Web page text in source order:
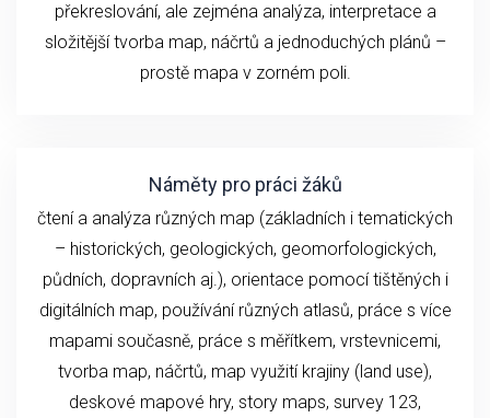
překreslování, ale zejména analýza, interpretace a
složitější tvorba map, náčrtů a jednoduchých plánů –
prostě mapa v zorném poli.
Náměty pro práci žáků
čtení a analýza různých map (základních i tematických
– historických, geologických, geomorfologických,
půdních, dopravních aj.), orientace pomocí tištěných i
digitálních map, používání různých atlasů, práce s více
mapami současně, práce s měřítkem, vrstevnicemi,
tvorba map, náčrtů, map využití krajiny (land use),
deskové mapové hry, story maps, survey 123,